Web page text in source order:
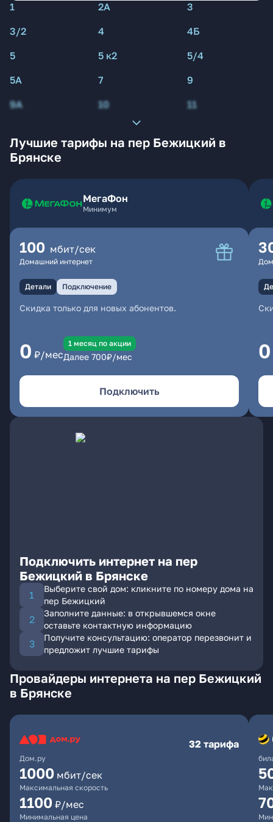
1 2А
3
3/2
4
4Б
5
5 к2
5/4
5А
7
9
9А
10 11
Лучшие тарифы на пер Бежицкий в
Брянске
МегаФон
Минимум
100 мбит/сек
Домашний интернет
Детали Подключение
Скидка только для новых абонентов.
0 ₽/мес
1 месяц по акции
Далее 700₽/мес
Подключить
0
Подключить интернет на пер
Бежицкий в Брянске
Выберите свой дом: кликните по номеру дома на
пер Бежицкий
Заполните данные: в открывшемся окне
оставьте контактную информацию
Получите консультацию: оператор перезвонит и
предложит лучшие тарифы
Провайдеры интернета на пер Бежицкий
в Брянске
Дом.ру
32 тарифа
1000 мбит/сек
Максимальная скорость
1100 ₽/мес
Минимальная цена